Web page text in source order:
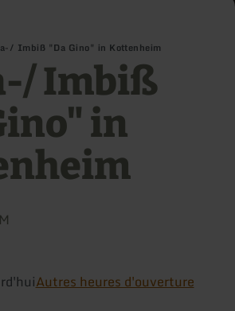
Imbiß "Da Gino" in Kottenheim
Imbiß
in
Autres heures d'ouverture